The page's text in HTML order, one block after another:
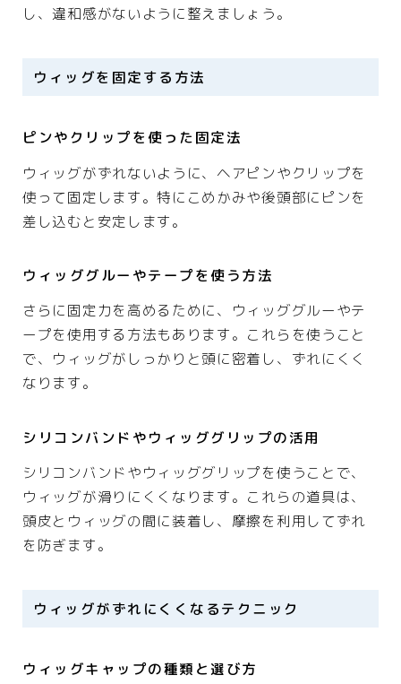
し、違和感がないように整えましょう。
ウィッグを固定する方法
ピンやクリップを使った固定法
ウィッグがずれないように、ヘアピンやクリップを
使って固定します。特にこめかみや後頭部にピンを
差し込むと安定します。
ウィッググルーやテープを使う方法
さらに固定力を高めるために、ウィッググルーやテ
ープを使用する方法もあります。これらを使うこと
で、ウィッグがしっかりと頭に密着し、ずれにくく
なります。
シリコンバンドやウィッググリップの活用
シリコンバンドやウィッググリップを使うことで、
ウィッグが滑りにくくなります。これらの道具は、
頭皮とウィッグの間に装着し、摩擦を利用してずれ
を防ぎます。
ウィッグがずれにくくなるテクニック
ウィッグキャップの種類と選び方